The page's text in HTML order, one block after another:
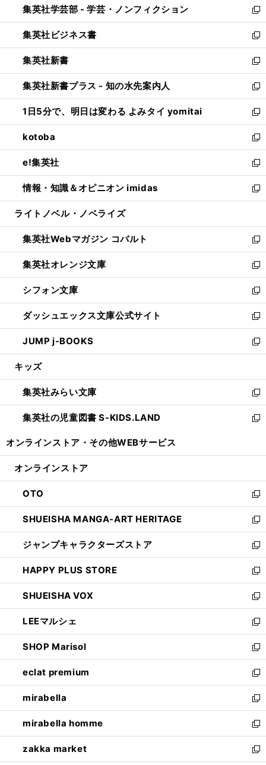
く
で
開
く
ド
ウ
で
開
く
ィ
ン
ド
ウ
で
開
く
集英社学芸部 - 学芸・ノンフィクション
新
し
い
ウ
ィ
ン
ド
ウ
で
開
く
集英社ビジネス書
新
し
い
ウ
ィ
ン
ド
ウ
で
開
く
集英社新書
新
し
い
ウ
ィ
ン
ド
ウ
で
開
く
集英社新書プラス - 知の水先案内人
新
し
い
ウ
ィ
ン
ド
ウ
で
開
1日5分で、明日は変わる よみタイ yomitai
新
し
い
ウ
ィ
ン
ド
ウ
開
く
kotoba
新
し
い
ウ
ィ
ン
ウ
で
開
く
e!集英社
新
し
い
ウ
ン
ド
ウ
で
開
く
情報・知識＆オピニオン imidas
新
し
ウ
ィ
ン
ド
ウ
で
開
く
ライトノベル・ノベライズ
集英社Webマガジン コバルト
新
し
い
ウ
ィ
ン
ド
ウ
で
開
集英社オレンジ文庫
新
し
い
ウ
ィ
ン
ド
ウ
開
く
シフォン文庫
新
し
い
ウ
ィ
ン
ウ
で
開
く
ダッシュエックス文庫公式サイト
新
し
い
ウ
ン
ド
ウ
で
JUMP j-BOOKS
新
し
ウ
ィ
ン
ド
開
キッズ
集英社みらい文庫
新
し
い
ン
ウ
で
開
く
集英社の児童図書 S-KIDS.LAND
新
ウ
ン
ド
ウ
で
開
く
オンラインストア・ その他WEBサービス
オンラインストア
OTO
新
し
い
ウ
ィ
ン
ド
ウ
で
開
く
SHUEISHA MANGA-ART HERITAGE
新
し
い
ウ
ィ
ン
ド
ウ
で
開
く
ジャンプキャラクターズストア
新
し
い
ウ
ィ
ン
ド
ウ
で
開
く
HAPPY PLUS STORE
新
し
い
ウ
ィ
ン
ド
ウ
で
開
く
SHUEISHA VOX
新
し
い
ウ
ィ
ン
ド
ウ
で
開
く
LEEマルシェ
新
し
い
ウ
ィ
ン
ド
ウ
で
開
く
SHOP Marisol
新
し
い
ウ
ィ
ン
ド
ウ
で
開
eclat premium
新
し
い
ウ
ィ
ン
ド
ウ
mirabella
新
し
い
ウ
ィ
ン
mirabella homme
新
し
い
zakka market
新